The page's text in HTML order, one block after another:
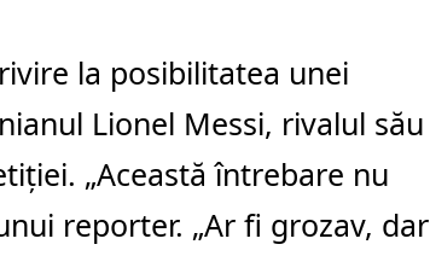
la posibilitatea unei
Lionel Messi, rivalul său
„Această întrebare nu
reporter. „Ar fi grozav, dar